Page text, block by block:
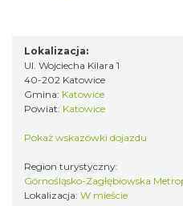
Myslovitz -
2000
Katowice
0.31 km
Lokalizacja:
Ul. Wojciecha Kilara 1
40-202 Katowice
Gmina: Katowice
Powiat: Katowice
Pokaż wskazówki dojazdu
Region turystyczny:
Górnośląsko-Zagłębiowska
Lokalizacja: W mieście